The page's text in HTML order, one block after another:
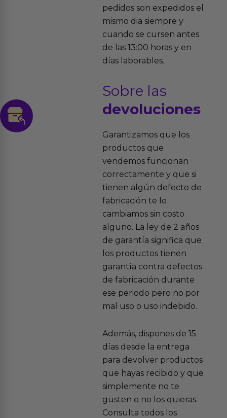
pedidos son expedidos el
mismo dia siempre y
cuando se cursen antes
de las 13:00 horas y en
días laborables.
Sobre las
devoluciones
Garantizamos que los
productos que
vendemos funcionan
correctamente y que si
tienen algún defecto de
fabricación te lo
cambiamos sin costo
alguno. La ley de 2 años
de garantía significa que
los productos tienen
garantía contra defectos
de fabricación durante
ese periodo pero no por
mal uso o uso indebido.
Además, dispones de 15
días desde la entrega
para devolver productos
que hayas recibido y que
simplemente no te
gusten o no los quieras.
Consulta todos los